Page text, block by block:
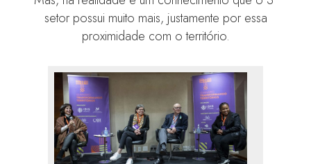
setor possui muito mais, justamente por essa
proximidade com o território.